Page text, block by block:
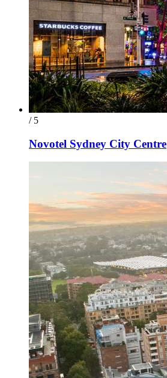
/ 5
Novotel Sydney City Centre